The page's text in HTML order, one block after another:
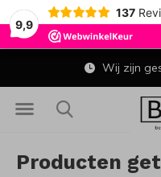
9,9
137
Wij zijn
Producten